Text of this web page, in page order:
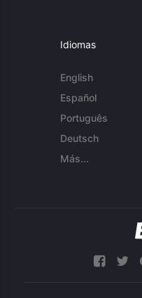
Idiomas
English
Español
Português
Deutsch
Más...